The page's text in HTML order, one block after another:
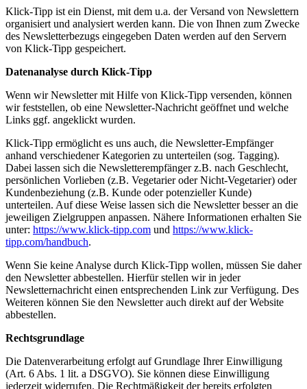
Klick-Tipp ist ein Dienst, mit dem u.a. der Versand von Newslettern
organisiert und analysiert werden kann. Die von Ihnen zum Zwecke
des Newsletterbezugs eingegeben Daten werden auf den Servern
von Klick-Tipp gespeichert.
Datenanalyse durch Klick-Tipp
Wenn wir Newsletter mit Hilfe von Klick-Tipp versenden, können
wir feststellen, ob eine Newsletter-Nachricht geöffnet und welche
Links ggf. angeklickt wurden.
Klick-Tipp ermöglicht es uns auch, die Newsletter-Empfänger
anhand verschiedener Kategorien zu unterteilen (sog. Tagging).
Dabei lassen sich die Newsletterempfänger z.B. nach Geschlecht,
persönlichen Vorlieben (z.B. Vegetarier oder Nicht-Vegetarier) oder
Kundenbeziehung (z.B. Kunde oder potenzieller Kunde)
unterteilen. Auf diese Weise lassen sich die Newsletter besser an die
jeweiligen Zielgruppen anpassen. Nähere Informationen erhalten Sie
unter: https://www.klick-tipp.com und https://www.klick-
tipp.com/handbuch.
Wenn Sie keine Analyse durch Klick-Tipp wollen, müssen Sie daher
den Newsletter abbestellen. Hierfür stellen wir in jeder
Newsletternachricht einen entsprechenden Link zur Verfügung. Des
Weiteren können Sie den Newsletter auch direkt auf der Website
abbestellen.
Rechtsgrundlage
Die Datenverarbeitung erfolgt auf Grundlage Ihrer Einwilligung
(Art. 6 Abs. 1 lit. a DSGVO). Sie können diese Einwilligung
jederzeit widerrufen. Die Rechtmäßigkeit der bereits erfolgten